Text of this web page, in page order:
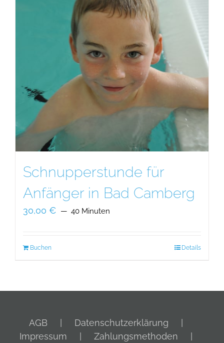
Schnupperstunde für
Anfänger in Bad Camberg
30,00 € 40 Minuten
Buchen Details
AGB
Datenschutzerklärung
Impressum
Zahlungsmethoden